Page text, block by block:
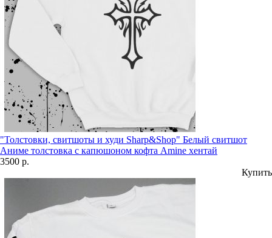
"Толстовки, свитшоты и худи Sharp&Shop" Белый свитшот
Аниме толстовка с капюшоном кофта Amine хентай
3500 р.
Купить